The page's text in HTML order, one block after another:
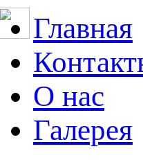
Главная
О нас
Галерея